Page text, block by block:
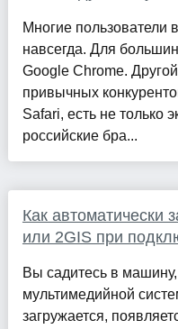
Многие пользователи
навсегда. Для
Google Chrome.
привычных
Safari, есть не только
российские бра...
Как автоматически
или 2GIS при
Вы садитесь в
мультимедийной
загружается,